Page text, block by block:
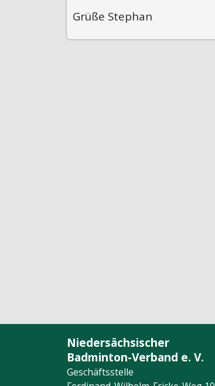
Grüße Stephan
Niedersächsischer
Badminton-Verband e. V.
Geschäftsstelle